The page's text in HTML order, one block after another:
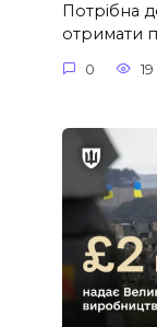
Потрібна
отримати
0 19